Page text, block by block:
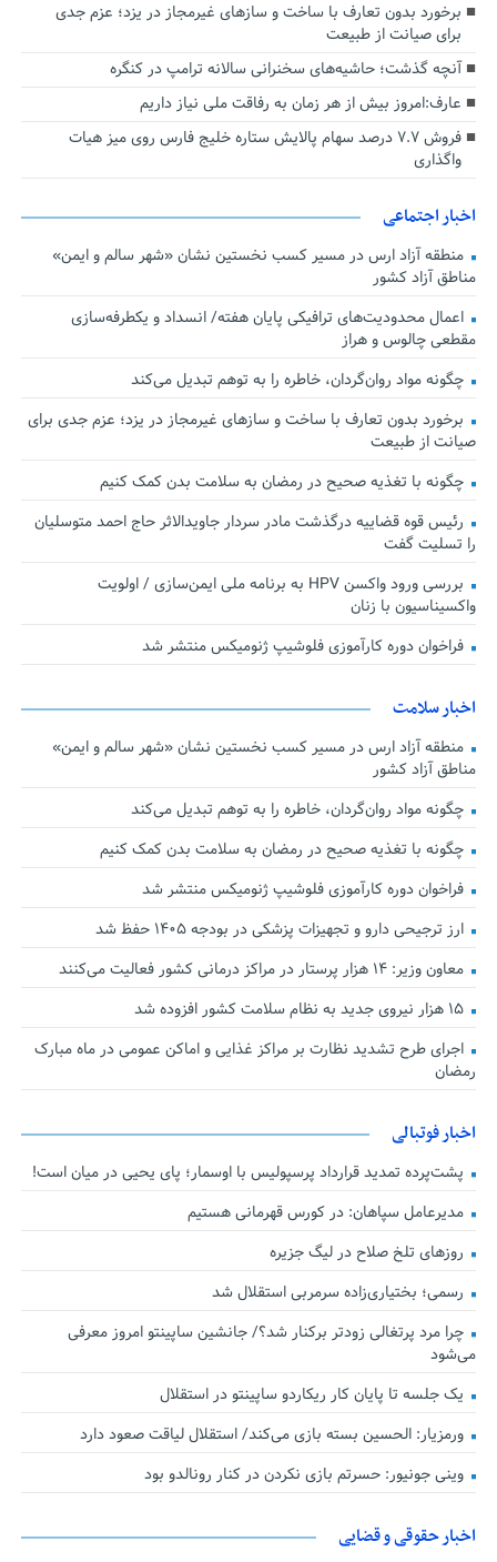
برخورد بدون تعارف با ساخت‌ و سازهای غیرمجاز در یزد؛ عزم جدی
برای صیانت از طبیعت
آنچه گذشت؛ حاشیه‌های سخنرانی سالانه ترامپ در کنگره
عارف:امروز بیش از هر زمان به رفاقت ملی نیاز داریم
فروش ۷.۷ درصد سهام پالایش ستاره خلیج فارس روی میز هیات
واگذاری
اخبار اجتماعی
منطقه آزاد ارس در مسیر کسب نخستین نشان «شهر سالم و ایمن»
مناطق آزاد کشور
اعمال محدودیت‌های ترافیکی پایان هفته/ انسداد و یکطرفه‌سازی
مقطعی چالوس و هراز
چگونه مواد روان‌گردان، خاطره را به توهم تبدیل می‌کند
برخورد بدون تعارف با ساخت‌ و سازهای غیرمجاز در یزد؛ عزم جدی برای
صیانت از طبیعت
چگونه با تغذیه صحیح در رمضان به سلامت بدن کمک کنیم
رئیس قوه قضاییه درگذشت مادر سردار جاویدالاثر حاج احمد متوسلیان
را تسلیت گفت
بررسی ورود واکسن HPV به برنامه ملی ایمن‌سازی / اولویت
واکسیناسیون با زنان
فراخوان دوره کارآموزی فلوشیپ ژنومیکس منتشر شد
اخبار سلامت
منطقه آزاد ارس در مسیر کسب نخستین نشان «شهر سالم و ایمن»
مناطق آزاد کشور
چگونه مواد روان‌گردان، خاطره را به توهم تبدیل می‌کند
چگونه با تغذیه صحیح در رمضان به سلامت بدن کمک کنیم
فراخوان دوره کارآموزی فلوشیپ ژنومیکس منتشر شد
ارز ترجیحی دارو و تجهیزات پزشکی در بودجه ۱۴۰۵ حفظ شد
معاون وزیر: ۱۴ هزار پرستار در مراکز درمانی کشور فعالیت می‌کنند
۱۵ هزار نیروی جدید به نظام سلامت کشور افزوده شد
اجرای طرح تشدید نظارت بر مراکز غذایی و اماکن عمومی در ماه مبارک
رمضان
اخبار فوتبالی
پشت‌پرده تمدید قرارداد پرسپولیس با اوسمار؛ پای یحیی در میان است!
مدیرعامل سپاهان: در کورس قهرمانی هستیم
روزهای تلخ صلاح در لیگ جزیره
رسمی؛ بختیاری‌زاده سرمربی استقلال شد
چرا مرد پرتغالی زودتر برکنار شد؟/ جانشین ساپینتو امروز معرفی
می‌شود
یک جلسه تا پایان کار ریکاردو ساپینتو در استقلال
ورمزیار: الحسین بسته بازی می‌کند/ استقلال لیاقت صعود دارد
وینی جونیور: حسرتم بازی نکردن در کنار رونالدو بود
اخبار حقوقی و قضایی